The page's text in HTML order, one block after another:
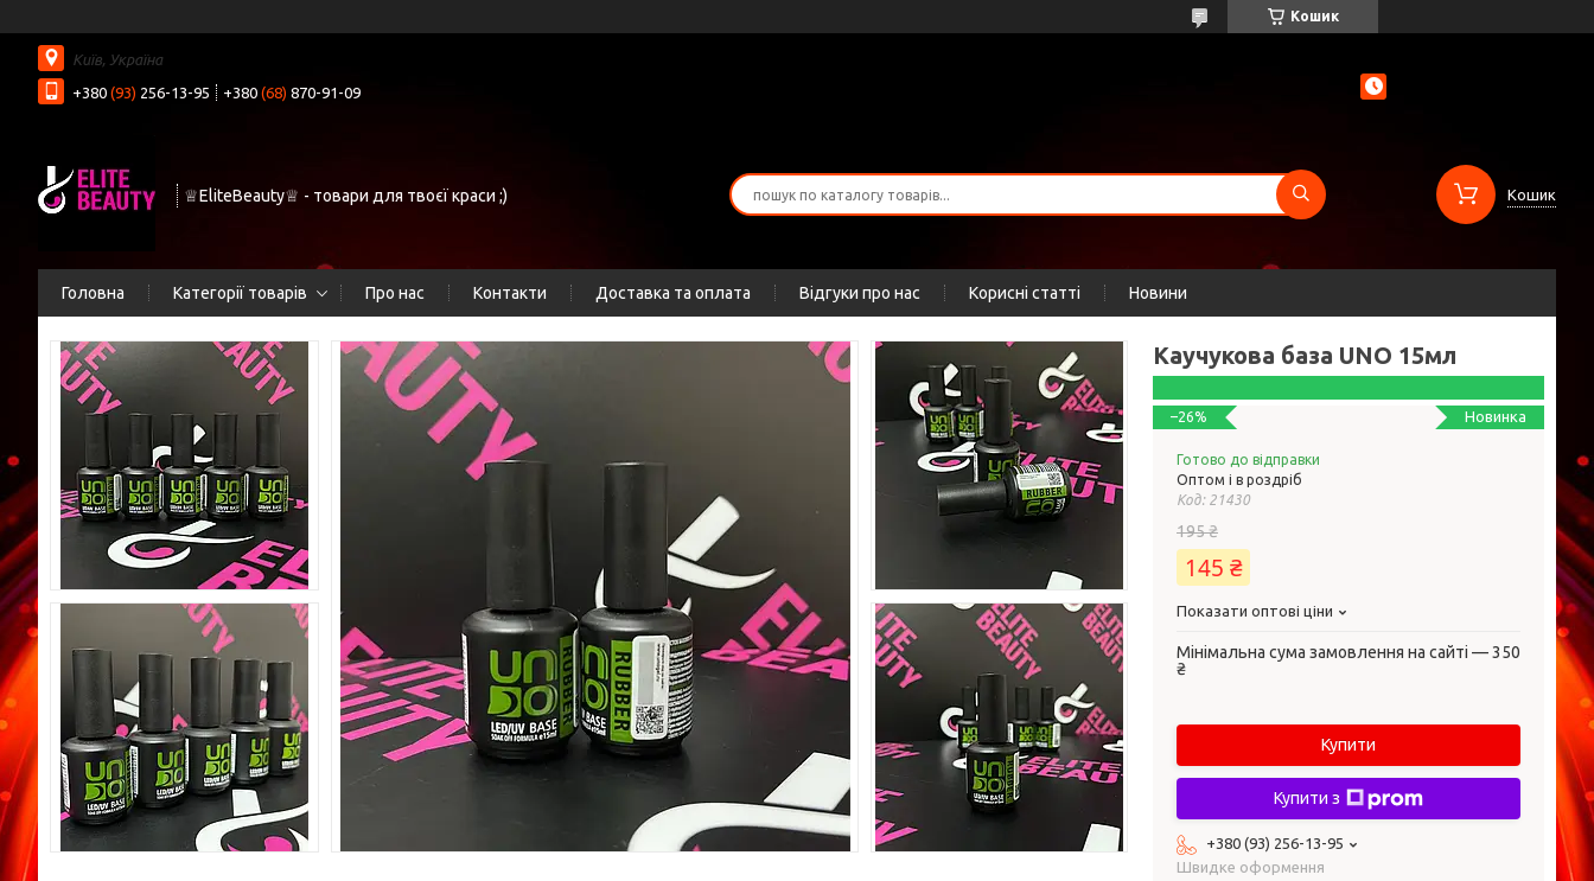
Кошик
Київ, Україна
+380 (93) 256-13-95 +380 (68) 870-91-09
♕EliteBeauty♕ - товари для твоєї краси ;) Кошик
Головна Категорії товарів Про нас Контакти Доставка та оплата Відгуки про нас Корисні статті Новини
Каучукова база UNO 15мл
Новинка
–26%
Готово до відправки
Оптом і в роздріб
Код: 21430
195 ₴
145 ₴
Показати оптові ціни
Мінімальна сума замовлення на сайті — 350
₴
Купити
Купити з
+380 (93) 256-13-95
Швидке оформення